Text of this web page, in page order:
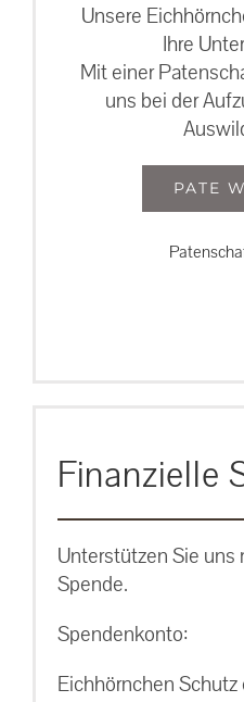
Unsere
Ihre
Mit einer
uns bei der
PATE
Finanzielle
Unterstützen Sie uns
Spende.
Spendenkonto:
Eichhörnchen Schutz